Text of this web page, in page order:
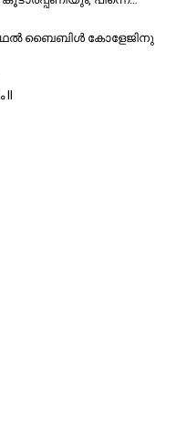
ബൈബിൾ കോളേജിനു